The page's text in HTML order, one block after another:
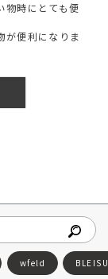
物時にとても便
が便利になりま
wfeld